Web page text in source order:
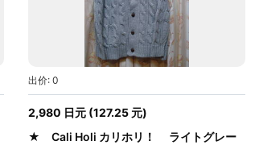
出价: 0
2,980 日元 (127.25 元)
★ Cali Holi カリホリ！ ライトグレー